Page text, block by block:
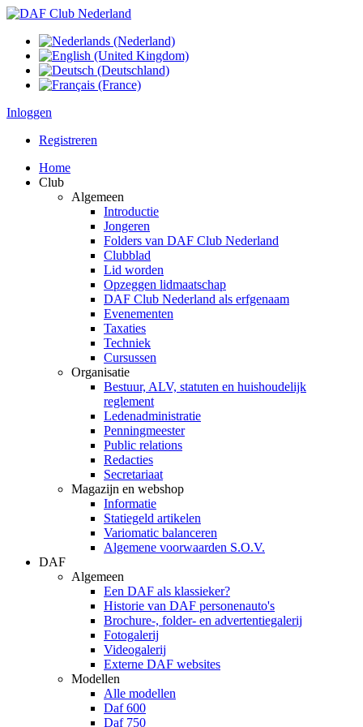
Inloggen
Registreren
Home
Club
Algemeen
Introductie
Jongeren
Folders van DAF Club Nederland
Clubblad
Lid worden
Opzeggen lidmaatschap
DAF Club Nederland als erfgenaam
Evenementen
Taxaties
Techniek
Cursussen
Organisatie
Bestuur, ALV, statuten en huishoudelijk
reglement
Ledenadministratie
Penningmeester
Public relations
Redacties
Secretariaat
Magazijn en webshop
Informatie
Statiegeld artikelen
Variomatic balanceren
Algemene voorwaarden S.O.V.
DAF
Algemeen
Een DAF als klassieker?
Historie van DAF personenauto's
Brochure-, folder- en advertentiegalerij
Fotogalerij
Videogalerij
Externe DAF websites
Modellen
Alle modellen
Daf 600
Daf 750